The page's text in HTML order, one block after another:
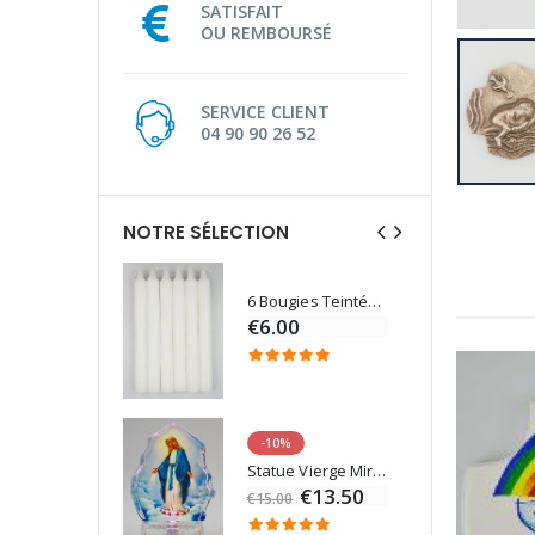
SATISFAIT
OU REMBOURSÉ
SERVICE CLIENT
04 90 90 26 52
NOTRE SÉLECTION
6 Bougies Teintées Masse Couleur Blanche
€6.00
-10%
Statue Vierge Miraculeuse Lumineuse
€15.00 €13.50